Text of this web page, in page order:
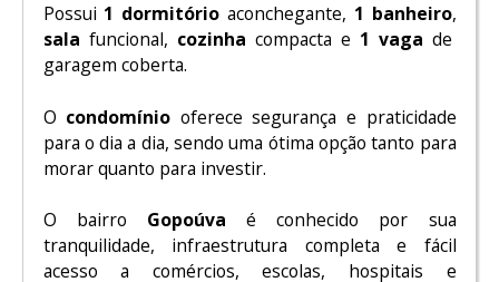
Possui 1 dormitório aconchegante, 1 banheiro,
sala funcional, cozinha compacta e 1 vaga de
garagem coberta.
O condomínio oferece segurança e praticidade
para o dia a dia, sendo uma ótima opção tanto para
morar quanto para investir.
O bairro Gopoúva é conhecido por sua
tranquilidade, infraestrutura completa e fácil
acesso a comércios, escolas, hospitais e